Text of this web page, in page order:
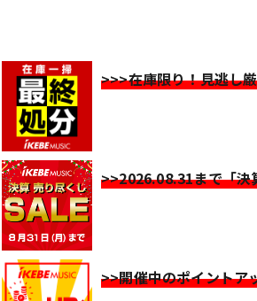
>>>在庫限り！見逃し
>>2026.08.31まで「決
>>開催中のポイントア